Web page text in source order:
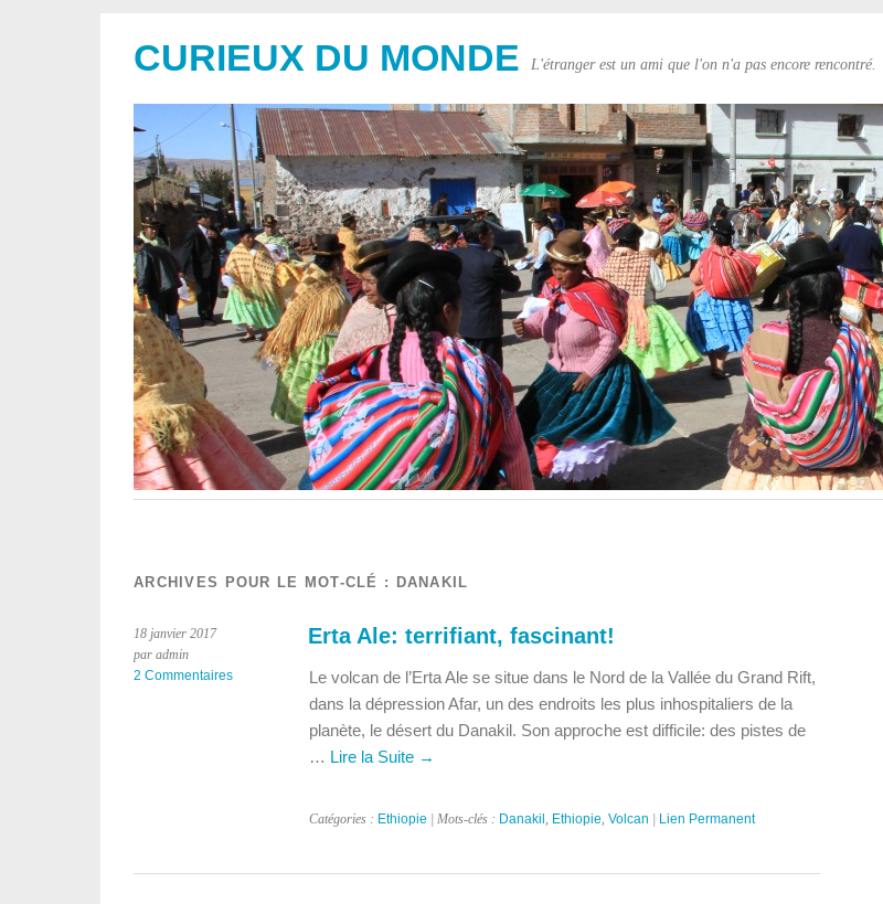
CURIEUX DU MONDE L'étranger est un ami que l'on n'a pas encore rencontré.
ARCHIVES POUR LE MOT-CLÉ : DANAKIL
18 janvier 2017
par admin
2 Commentaires
Erta Ale: terrifiant, fascinant!
Le volcan de l’Erta Ale se situe dans le Nord de la Vallée du Grand Rift,
dans la dépression Afar, un des endroits les plus inhospitaliers de la
planète, le désert du Danakil. Son approche est difficile: des pistes de
… Lire la Suite →
Catégories : Ethiopie | Mots-clés : Danakil , Ethiopie, Volcan Lien Permanent